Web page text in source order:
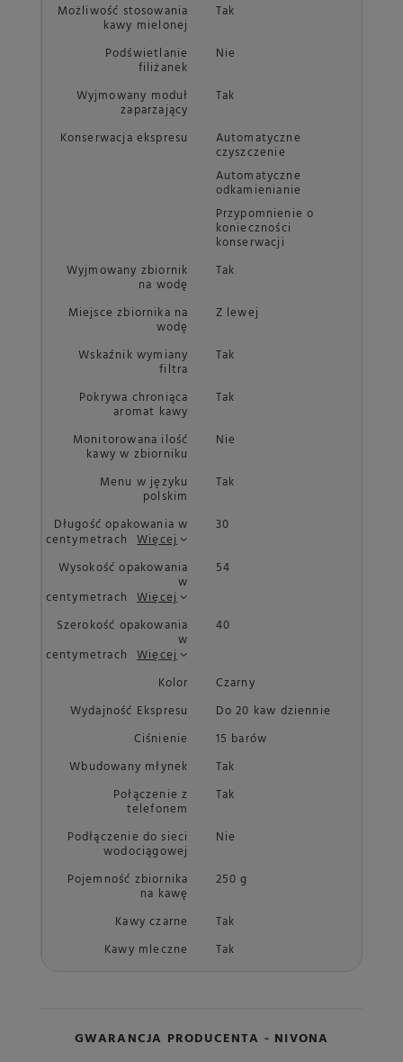
Możliwość stosowania
kawy mielonej
Tak
Podświetlanie
filiżanek
Nie
Wyjmowany moduł
zaparzający
Tak
Konserwacja ekspresu Automatyczne
czyszczenie
Automatyczne
odkamienianie
Przypomnienie o
konieczności
konserwacji
Wyjmowany zbiornik
na wodę
Tak
Miejsce zbiornika na
wodę
Z lewej
Wskaźnik wymiany
filtra
Tak
Pokrywa chroniąca
aromat kawy
Tak
Monitorowana ilość
kawy w zbiorniku
Nie
Menu w języku
polskim
Tak
Długość opakowania w
centymetrach Więcej
30
Wysokość opakowania
w
centymetrach Więcej
54
Szerokość opakowania
w
centymetrach Więcej
40
Kolor
Czarny
Wydajność Ekspresu
Do 20 kaw dziennie
Ciśnienie
15 barów
Wbudowany młynek
Tak
Połączenie z
telefonem
Tak
Podłączenie do sieci
wodociągowej
Nie
Pojemność zbiornika
na kawę
250 g
Kawy czarne
Tak
Kawy mleczne
Tak
GWARANCJA PRODUCENTA - NIVONA